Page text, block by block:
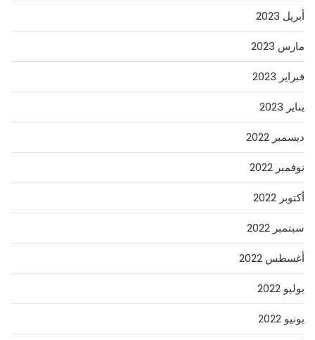
أبريل 2023
مارس 2023
فبراير 2023
يناير 2023
ديسمبر 2022
نوفمبر 2022
أكتوبر 2022
سبتمبر 2022
أغسطس 2022
يوليو 2022
يونيو 2022